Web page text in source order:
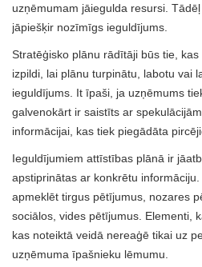
uzņēmumam jāiegulda resursi.
jāpiešķir nozīmīgs ieguldījums.
Stratēģisko plānu rādītāji būs tie,
izpildi, lai plānu turpinātu, labotu vai
ieguldījums. It īpaši, ja uzņēmums
galvenokārt ir saistīts ar
informācijai, kas tiek piegādāta
Ieguldījumiem attīstības plānā ir
apstiprinātas ar konkrētu
apmeklēt tirgus pētījumus, nozares
sociālos, vides pētījumus. Elementi,
kas noteiktā veidā nereaģē tikai uz
uzņēmuma īpašnieku lēmumu.